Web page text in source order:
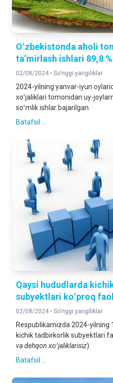
Oʻzbekistonda aholi
taʼmirlash ishlari 89,8
02/08/2024 • So'nggi yangiliklar
2024-yilning yanvar-iyun
xoʻjaliklari tomonidan uy-
soʻmlik ishlar bajarilgan.
Batafsil ...
Qaysi hududlarda
subyektlari koʻproq
02/08/2024 • So'nggi yangiliklar
Respublikamizda 2024-yilning
kichik tadbirkorlik subyektlari
va dehqon xoʻjaliklarisiz).
Batafsil ...